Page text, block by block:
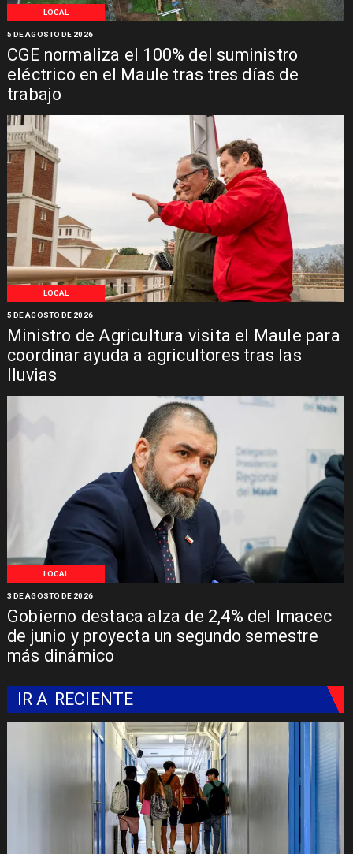
LOCAL
CGE normaliza el 100% del suministro
eléctrico en el Maule tras tres días de
trabajo
5 DE AGOSTO DE 2026
LOCAL
Ministro de Agricultura visita el Maule para
coordinar ayuda a agricultores tras las
lluvias
5 DE AGOSTO DE 2026
LOCAL
Gobierno destaca alza de 2,4% del Imacec
de junio y proyecta un segundo semestre
más dinámico
3 DE AGOSTO DE 2026
IR A RECIENTE